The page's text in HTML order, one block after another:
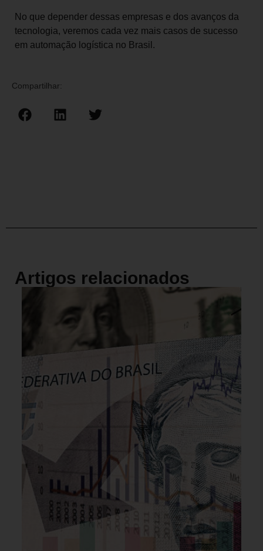
No que depender dessas empresas e dos avanços da
tecnologia, veremos cada vez mais casos de sucesso
em automação logística no Brasil.
Compartilhar:
Artigos relacionados